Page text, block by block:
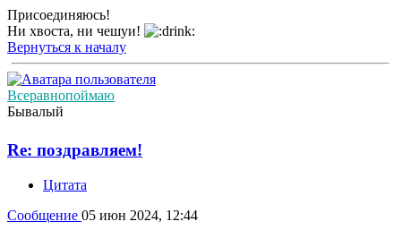
Присоединяюсь!
Ни хвоста, ни чешуи!
Вернуться к началу
Всеравнопоймаю
Бывалый
Re: поздравляем!
Цитата
Сообщение 05 июн 2024, 12:44